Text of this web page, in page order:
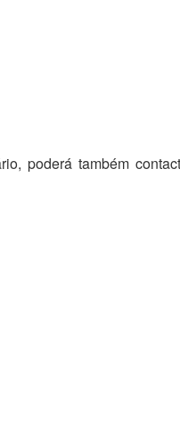
poderá também